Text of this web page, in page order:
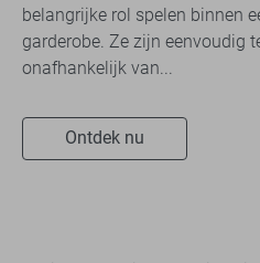
belangrijke rol spelen binnen
garderobe. Ze zijn eenvoudig
onafhankelijk van...
Ontdek nu